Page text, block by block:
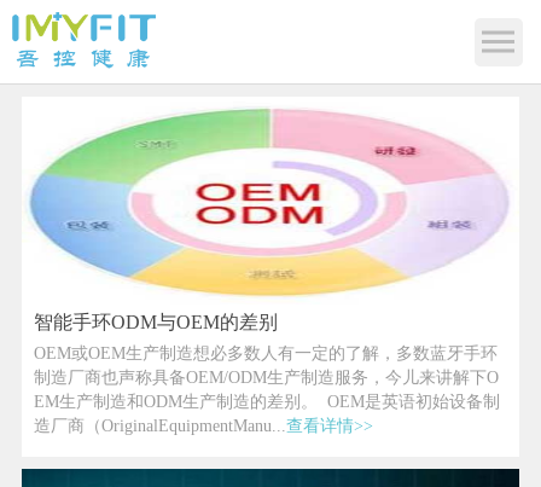
智能手环ODM与OEM的差别
OEM或OEM生产制造想必多数人有一定的了解，多数蓝牙手环
制造厂商也声称具备OEM/ODM生产制造服务，今儿来讲解下O
EM生产制造和ODM生产制造的差别。 OEM是英语初始设备制
造厂商（OriginalEquipmentManu...查看详情>>